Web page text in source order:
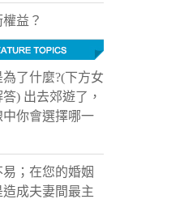
益？
了什麼?(下方女
) 出去郊遊了，
你會選擇哪一
；在您的婚姻
成夫妻間最主